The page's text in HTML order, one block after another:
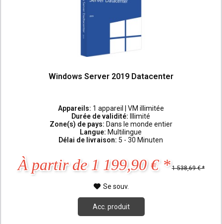
Windows Server 2019 Datacenter
Appareils: 1 appareil | VM illimitée
Durée de validité:
Illimité
Zone(s) de pays: Dans le monde entier
Langue: Multilingue
Délai de livraison: 5 - 30 Minuten
À partir de 1 199,90 € * 1 538,69 € *
Se souv.
Acc. produit